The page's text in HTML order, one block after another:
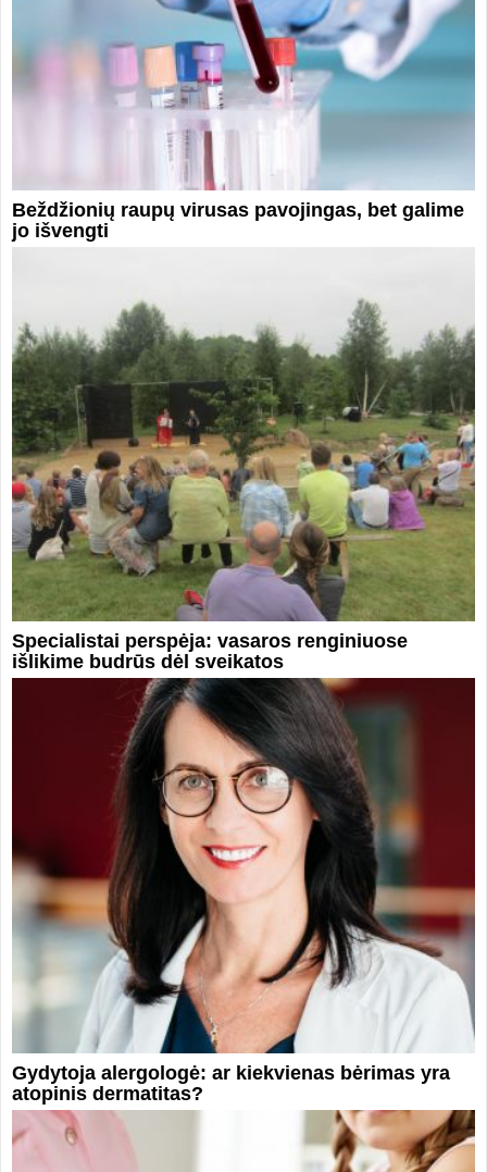
Beždžionių raupų virusas pavojingas, bet galime
jo išvengti
Specialistai perspėja: vasaros renginiuose
išlikime budrūs dėl sveikatos
Gydytoja alergologė: ar kiekvienas bėrimas yra
atopinis dermatitas?